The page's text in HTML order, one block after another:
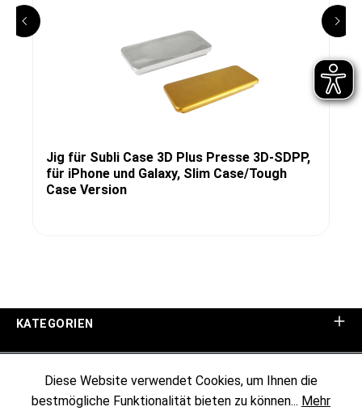
Jig für Subli Case 3D Plus Presse 3D-SDPP,
für iPhone und Galaxy, Slim Case/Tough
Case Version
KATEGORIEN
Diese Website verwendet Cookies, um Ihnen die
bestmögliche Funktionalität bieten zu können... Mehr